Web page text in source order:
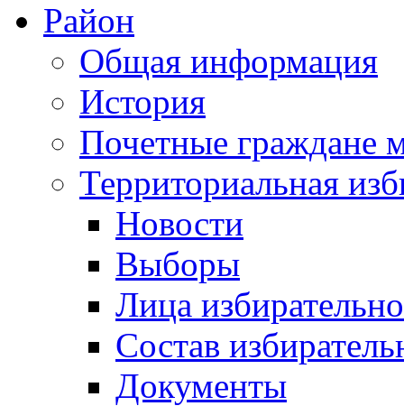
Район
Общая информация
История
Почетные граждане
Территориальная
Новости
Выборы
Лица
Состав
Документы